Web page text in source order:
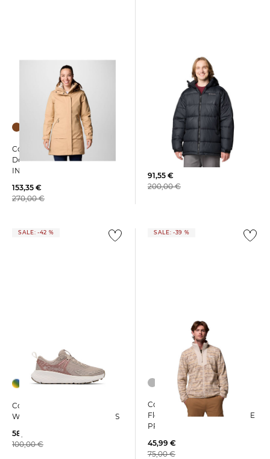
Columbia | Damen
Doppeljacke PULASKI II
INTERCHANGE JACKET
153,35 €
270,00 €
Columbia | Herren Parka
PIKE LAKE™
91,55 €
200,00 €
SALE: -42 %
Columbia | Damen
Wanderschuhe KONOS™ TRS
58,35 €
100,00 €
SALE: -39 %
Columbia | Herren
Fleecejacke SEQUOIA GROVE
PRINTED
45,99 €
75,00 €